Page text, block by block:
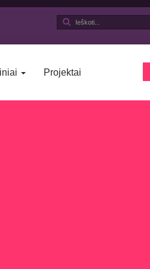
Ieškoti...
Projektai